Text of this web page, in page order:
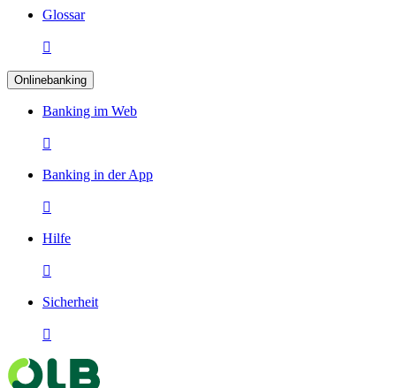
Glossar

Onlinebanking
Banking im Web

Banking in der App

Hilfe

Sicherheit
